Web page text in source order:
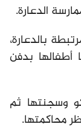
بالدعارة،
أطفالها بدفن
وسجنتها ثم
محاكمتها.